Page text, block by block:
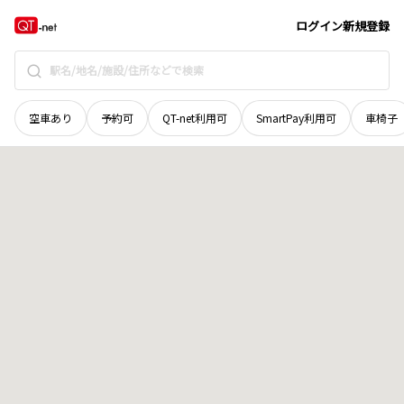
ログイン新規登録
空車あり 予約可 QT-net利用可 SmartPay利用可 車椅子
北海道 地域選択で探す